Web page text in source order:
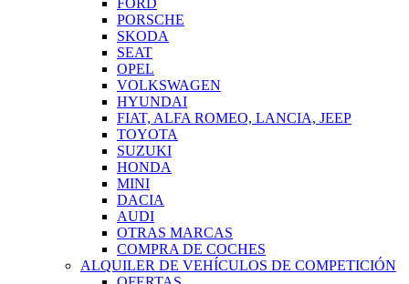
FORD
PORSCHE
SKODA
SEAT
OPEL
VOLKSWAGEN
HYUNDAI
FIAT, ALFA ROMEO, LANCIA, JEEP
TOYOTA
SUZUKI
HONDA
MINI
DACIA
AUDI
OTRAS MARCAS
COMPRA DE COCHES
ALQUILER DE VEHÍCULOS DE COMPETICIÓN